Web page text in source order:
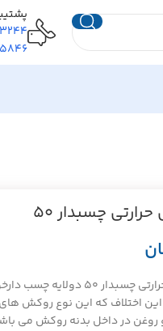
پشتیبانی
چسبدار ۵۰
روکش حرارتی چسبدار
این اختلاف که این نوع روکش
در داخل بدنه روکش می